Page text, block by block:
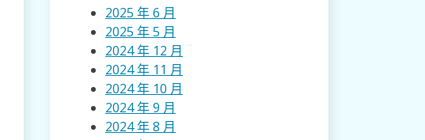
2025 年 6 月
2025 年 5 月
2024 年 12 月
2024 年 11 月
2024 年 10 月
2024 年 9 月
2024 年 8 月